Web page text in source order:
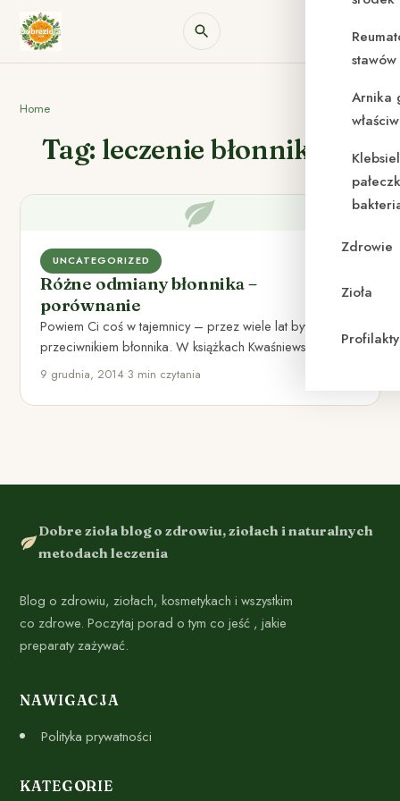
Arnika
Zdrowie
Zioła
Home
Tag: leczenie błonnikiem
UNCATEGORIZED
Różne odmiany błonnika –
porównanie
Powiem Ci coś w tajemnicy – przez wiele lat byłem
przeciwnikiem błonnika. W książkach Kwaśniewskiego,
który podąża zupełnie…
9 grudnia, 2014•3 min czytania
Dobre zioła blog o zdrowiu, ziołach i naturalnych
metodach leczenia
Blog o zdrowiu, ziołach, kosmetykach i wszystkim
co zdrowe. Poczytaj porad o tym co jeść , jakie
preparaty zażywać.
NAWIGACJA
Polityka prywatności
KATEGORIE